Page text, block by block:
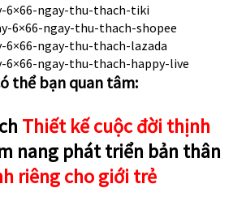
ngay-thu-thach-tiki
6×66-ngay-thu-thach-shopee
ngay-thu-thach-lazada
ngay-thu-thach-happy-live
thể bạn quan tâm:
Thiết kế cuộc đời thịnh
nang phát triển bản thân
riêng cho giới trẻ